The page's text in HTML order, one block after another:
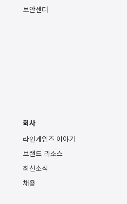
보안센터
회사
라인게임즈 이야기
브랜드 리소스
최신소식
채용